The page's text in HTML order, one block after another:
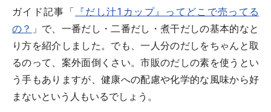
ガイド記事「 『だし汁1カップ』ってどこで売ってる
の？ 」で、一番だし・二番だし・煮干だしの基本的なと
り方を紹介しました。でも、一人分のだしをちゃんと取
るのって、案外面倒くさい。市販のだしの素を使うとい
う手もありますが、健康への配慮や化学的な風味から好
まないという人もいるでしょう。